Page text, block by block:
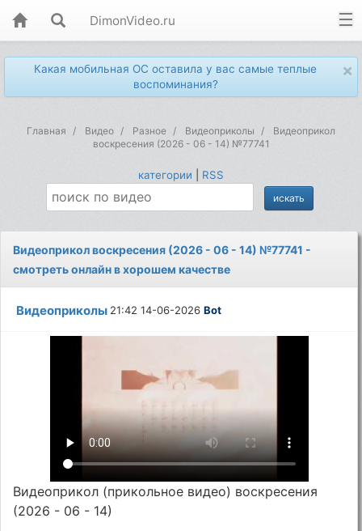
DimonVideo.ru
×
Какая мобильная ОС оставила у вас самые теплые
воспоминания?
Главная Видео Разное Видеоприколы
Видеоприкол
воскресения (2026 - 06 - 14) №77741
категории RSS
Видеоприкол воскресения (2026 - 06 - 14) №77741 -
смотреть онлайн в хорошем качестве
Видеоприколы 21:42 14-06-2026Bot
Видеоприкол (прикольное видео) воскресения
(2026 - 06 - 14)